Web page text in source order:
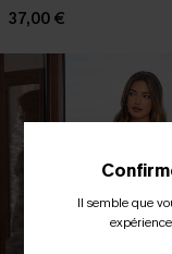
37,00 €
Il semble que